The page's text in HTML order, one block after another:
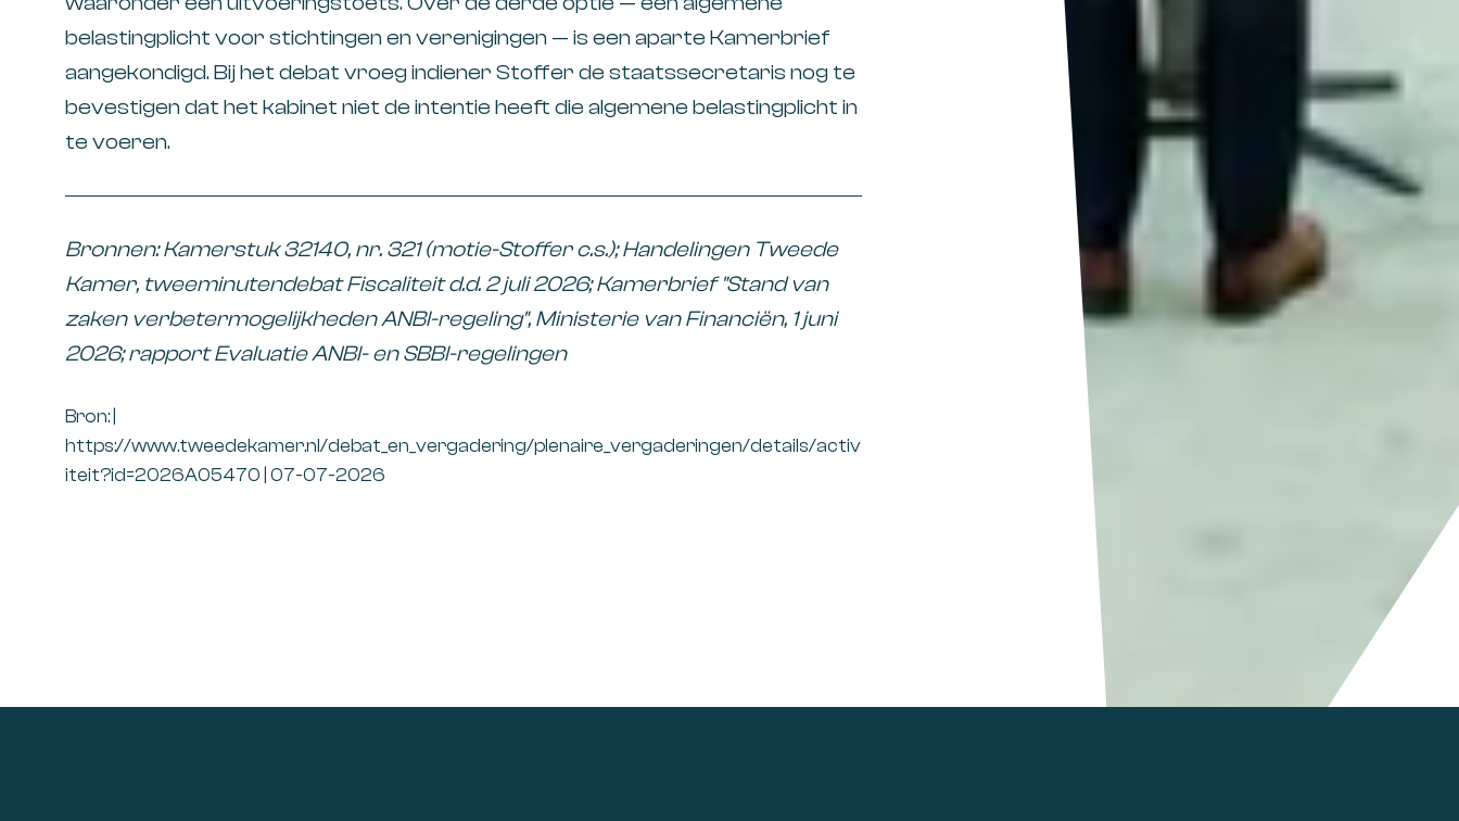
belastingplicht voor stichtingen en verenigingen — is een aparte Kamerbrief
aangekondigd. Bij het debat vroeg indiener Stoffer de staatssecretaris nog te
bevestigen dat het kabinet niet de intentie heeft die algemene belastingplicht in
te voeren.
Bronnen: Kamerstuk 32140, nr. 321 (motie-Stoffer c.s.); Handelingen Tweede
Kamer, tweeminutendebat Fiscaliteit d.d. 2 juli 2026; Kamerbrief "Stand van
zaken verbetermogelijkheden ANBI-regeling", Ministerie van Financiën, 1 juni
2026; rapport Evaluatie ANBI- en SBBI-regelingen
Bron: |
https://www.tweedekamer.nl/debat_en_vergadering/plenaire_vergaderingen/details/activ
iteit?id=2026A05470 | 07-07-2026